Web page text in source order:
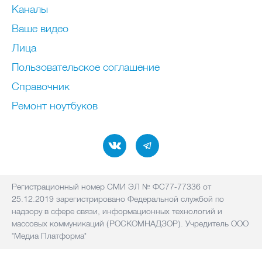
Каналы
Ваше видео
Лица
Пользовательское соглашение
Справочник
Ремонт нoутбуков
Регистрационный номер СМИ ЭЛ № ФС77-77336 от
25.12.2019 зарегистрировано Федеральной службой по
надзору в сфере связи, информационных технологий и
массовых коммуникаций (РОСКОМНАДЗОР). Учредитель ООО
"Медиа Платформа"